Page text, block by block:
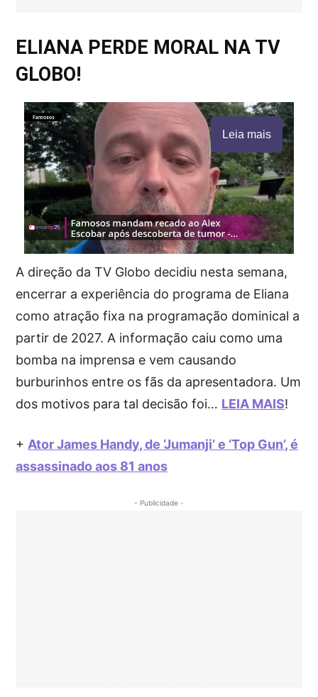
ELIANA PERDE MORAL NA TV
GLOBO!
Leia mais
A direção da TV Globo decidiu nesta semana,
encerrar a experiência do programa de Eliana
como atração fixa na programação dominical a
partir de 2027. A informação caiu como uma
bomba na imprensa e vem causando
burburinhos entre os fãs da apresentadora. Um
dos motivos para tal decisão foi… LEIA MAIS!
+ Ator James Handy, de ‘Jumanji’ e ‘Top Gun’, é
assassinado aos 81 anos
- Publicidade -